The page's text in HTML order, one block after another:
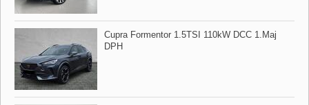
Cupra Formentor 1.5TSI 110kW DCC 1.Maj
DPH